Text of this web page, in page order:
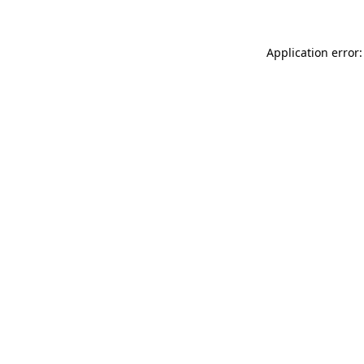
Application